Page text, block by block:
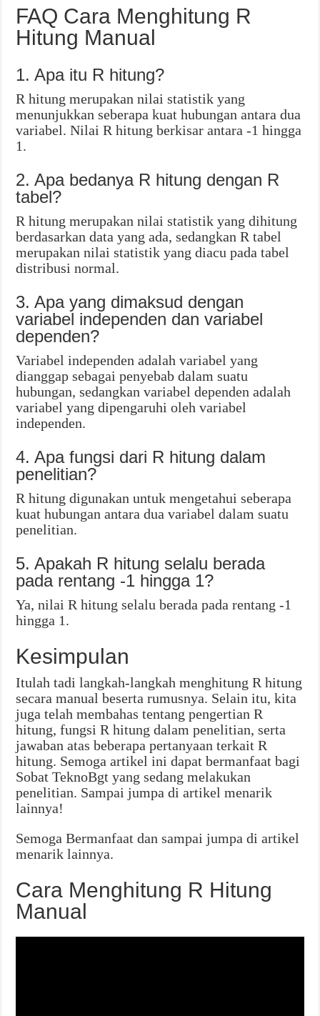
FAQ Cara Menghitung R
Hitung Manual
1. Apa itu R hitung?
R hitung merupakan nilai statistik yang
menunjukkan seberapa kuat hubungan antara dua
variabel. Nilai R hitung berkisar antara -1 hingga
1.
2. Apa bedanya R hitung dengan R
tabel?
R hitung merupakan nilai statistik yang dihitung
berdasarkan data yang ada, sedangkan R tabel
merupakan nilai statistik yang diacu pada tabel
distribusi normal.
3. Apa yang dimaksud dengan
variabel independen dan variabel
dependen?
Variabel independen adalah variabel yang
dianggap sebagai penyebab dalam suatu
hubungan, sedangkan variabel dependen adalah
variabel yang dipengaruhi oleh variabel
independen.
4. Apa fungsi dari R hitung dalam
penelitian?
R hitung digunakan untuk mengetahui seberapa
kuat hubungan antara dua variabel dalam suatu
penelitian.
5. Apakah R hitung selalu berada
pada rentang -1 hingga 1?
Ya, nilai R hitung selalu berada pada rentang -1
hingga 1.
Kesimpulan
Itulah tadi langkah-langkah menghitung R hitung
secara manual beserta rumusnya. Selain itu, kita
juga telah membahas tentang pengertian R
hitung, fungsi R hitung dalam penelitian, serta
jawaban atas beberapa pertanyaan terkait R
hitung. Semoga artikel ini dapat bermanfaat bagi
Sobat TeknoBgt yang sedang melakukan
penelitian. Sampai jumpa di artikel menarik
lainnya!
Semoga Bermanfaat dan sampai jumpa di artikel
menarik lainnya.
Cara Menghitung R Hitung
Manual